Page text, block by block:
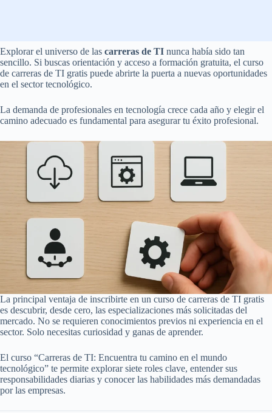
Explorar el universo de las carreras de TI nunca había sido tan
sencillo. Si buscas orientación y acceso a formación gratuita, el curso
de carreras de TI gratis puede abrirte la puerta a nuevas oportunidades
en el sector tecnológico.
La demanda de profesionales en tecnología crece cada año y elegir el
camino adecuado es fundamental para asegurar tu éxito profesional.
La principal ventaja de inscribirte en un curso de carreras de TI gratis
es descubrir, desde cero, las especializaciones más solicitadas del
mercado. No se requieren conocimientos previos ni experiencia en el
sector. Solo necesitas curiosidad y ganas de aprender.
El curso “Carreras de TI: Encuentra tu camino en el mundo
tecnológico” te permite explorar siete roles clave, entender sus
responsabilidades diarias y conocer las habilidades más demandadas
por las empresas.